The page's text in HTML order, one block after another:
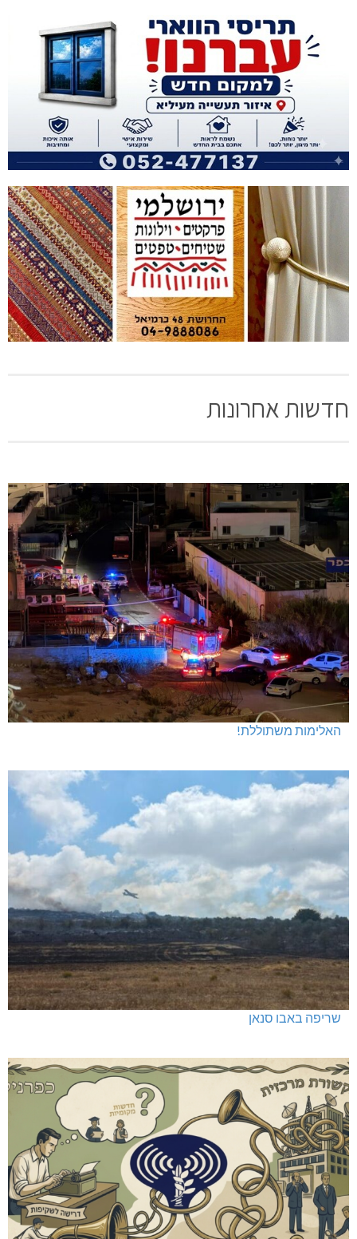
חדשות אחרונות
האלימות משתוללת!
שריפה באבו סנאן